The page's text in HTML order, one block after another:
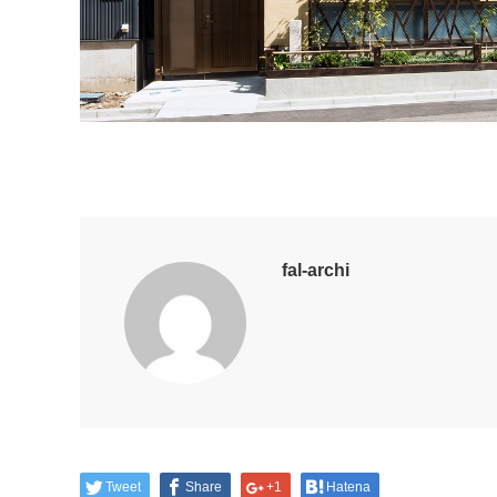
fal-archi
Tweet Share +1 Hatena